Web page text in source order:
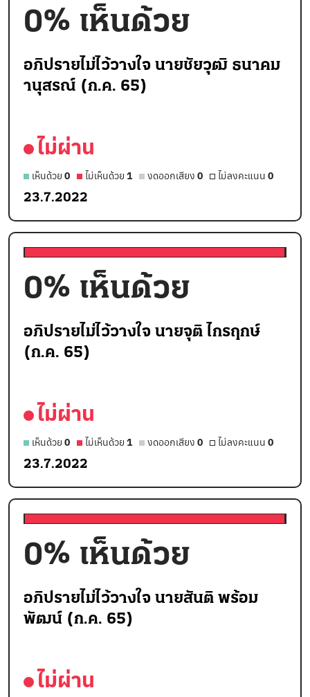
0% เห็นด้วย
อภิปรายไม่ไว้วางใจ นายชัยวุฒิ ธนาคม
านุสรณ์ (ก.ค. 65)
ไม่ผ่าน
เห็นด้วย 0 ไม่เห็นด้วย 1 งดออกเสียง 0 ไม่ลงคะแนน 0
23.7.2022
0% เห็นด้วย
อภิปรายไม่ไว้วางใจ นายจุติ ไกรฤกษ์
(ก.ค. 65)
ไม่ผ่าน
เห็นด้วย 0 ไม่เห็นด้วย 1 งดออกเสียง 0 ไม่ลงคะแนน 0
23.7.2022
0% เห็นด้วย
อภิปรายไม่ไว้วางใจ นายสันติ พร้อม
พัฒน์ (ก.ค. 65)
ไม่ผ่าน